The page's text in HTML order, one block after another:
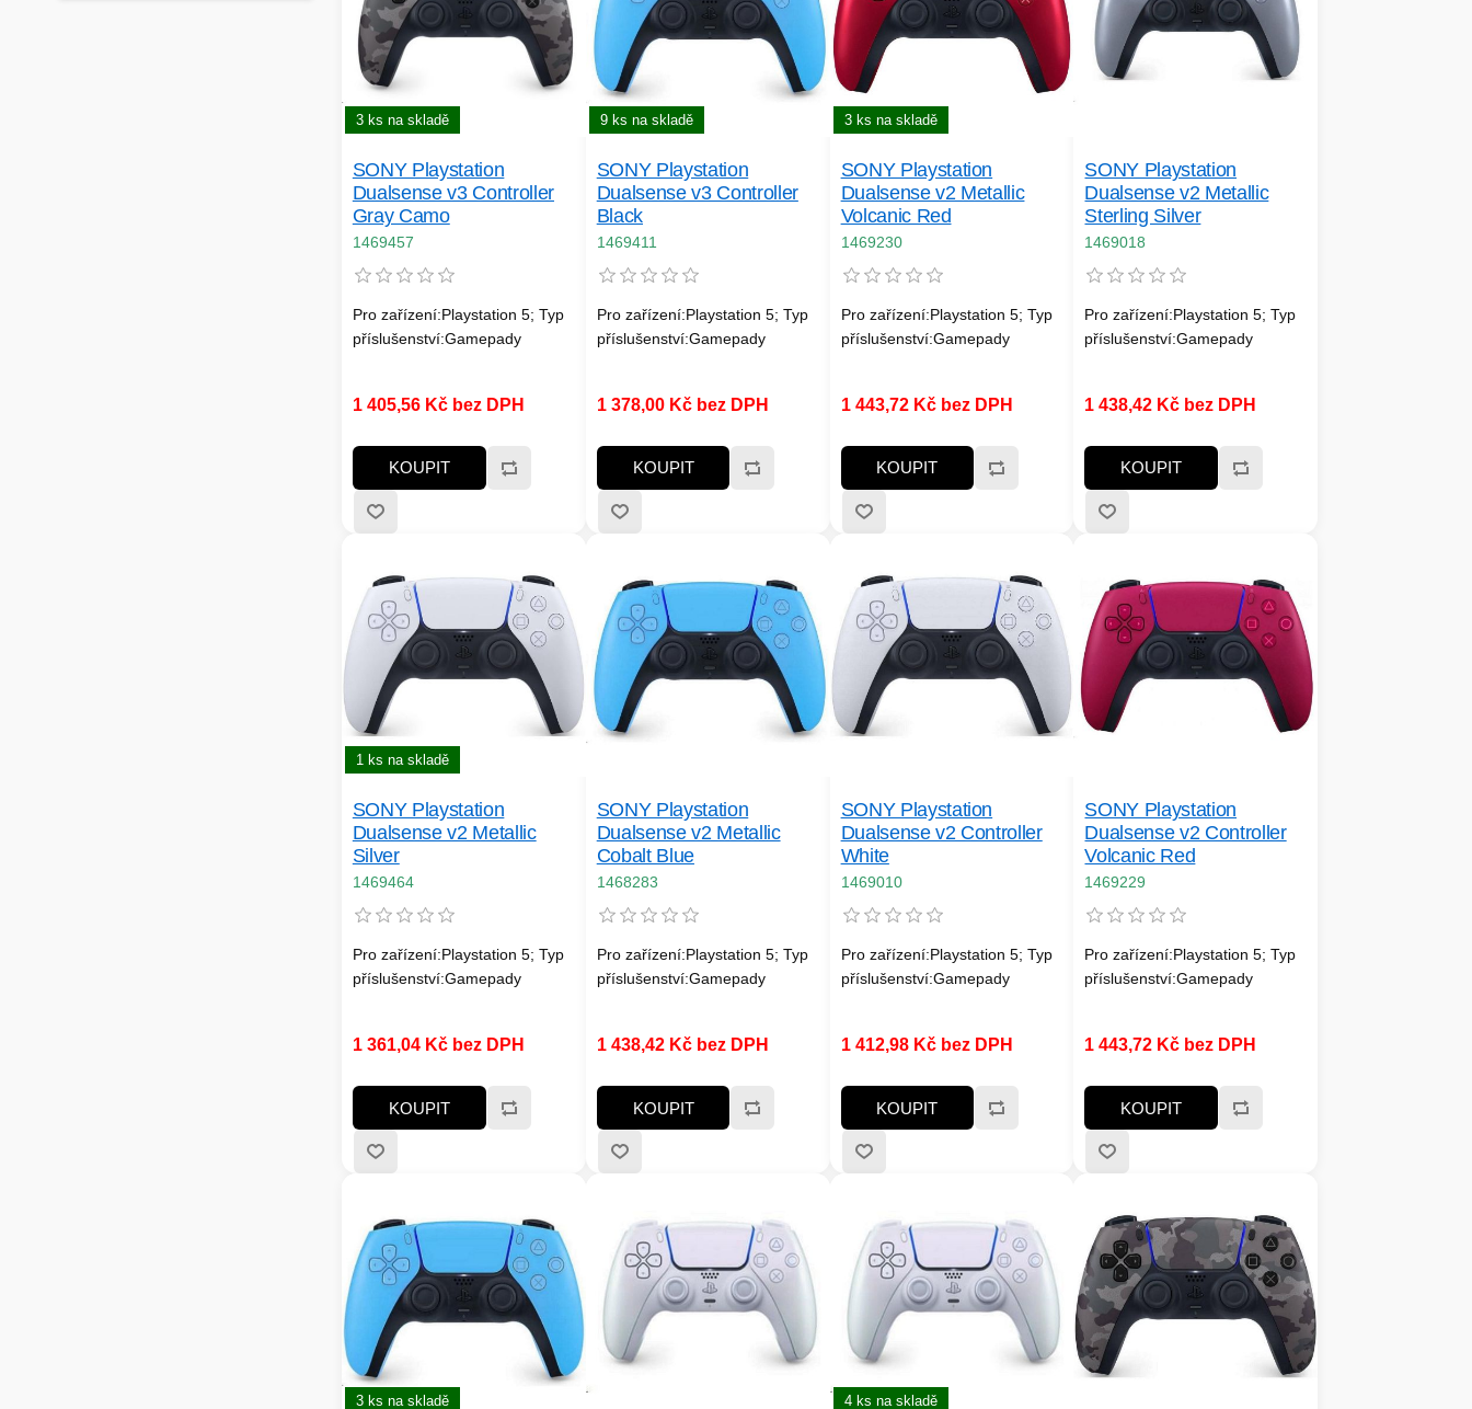
3 ks na skladě
SONY Playstation
Dualsense v3 Controller
Gray Camo
1469457
Pro zařízení:Playstation 5; Typ
příslušenství:Gamepady
1 405,56 Kč bez DPH
KOUPIT
9 ks na skladě
SONY Playstation
Dualsense v3 Controller
Black
1469411
Pro zařízení:Playstation 5; Typ
příslušenství:Gamepady
1 378,00 Kč bez DPH
KOUPIT
3 ks na skladě
SONY Playstation
Dualsense v2 Metallic
Volcanic Red
1469230
Pro zařízení:Playstation 5; Typ
příslušenství:Gamepady
1 443,72 Kč bez DPH
KOUPIT
SONY Playstation
Dualsense v2 Metallic
Sterling Silver
1469018
Pro zařízení:Playstation 5; Typ
příslušenství:Gamepady
1 438,42 Kč bez DPH
KOUPIT
1 ks na skladě
SONY Playstation
Dualsense v2 Metallic
Silver
1469464
Pro zařízení:Playstation 5; Typ
příslušenství:Gamepady
1 361,04 Kč bez DPH
KOUPIT
SONY Playstation
Dualsense v2 Metallic
Cobalt Blue
1468283
Pro zařízení:Playstation 5; Typ
příslušenství:Gamepady
1 438,42 Kč bez DPH
KOUPIT
SONY Playstation
Dualsense v2 Controller
White
1469010
Pro zařízení:Playstation 5; Typ
příslušenství:Gamepady
1 412,98 Kč bez DPH
KOUPIT
SONY Playstation
Dualsense v2 Controller
Volcanic Red
1469229
Pro zařízení:Playstation 5; Typ
příslušenství:Gamepady
1 443,72 Kč bez DPH
KOUPIT
3 ks na skladě 4 ks na skladě